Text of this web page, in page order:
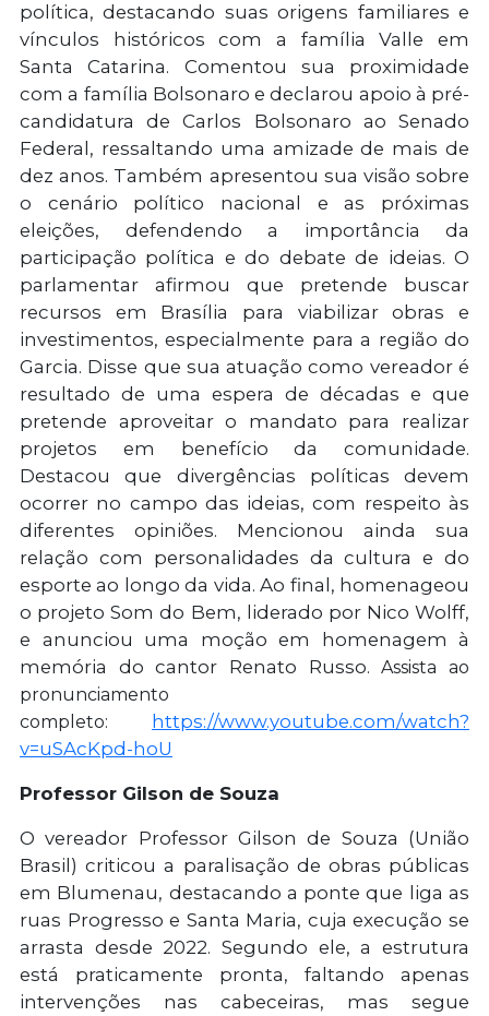
política, destacando suas origens familiares e
vínculos históricos com a família Valle em
Santa Catarina. Comentou sua proximidade
com a família Bolsonaro e declarou apoio à pré-
candidatura de Carlos Bolsonaro ao Senado
Federal, ressaltando uma amizade de mais de
dez anos. Também apresentou sua visão sobre
o cenário político nacional e as próximas
eleições, defendendo a importância da
participação política e do debate de ideias. O
parlamentar afirmou que pretende buscar
recursos em Brasília para viabilizar obras e
investimentos, especialmente para a região do
Garcia. Disse que sua atuação como vereador é
resultado de uma espera de décadas e que
pretende aproveitar o mandato para realizar
projetos em benefício da comunidade.
Destacou que divergências políticas devem
ocorrer no campo das ideias, com respeito às
diferentes opiniões. Mencionou ainda sua
relação com personalidades da cultura e do
esporte ao longo da vida. Ao final, homenageou
o projeto Som do Bem, liderado por Nico Wolff,
e anunciou uma moção em homenagem à
memória do cantor Renato Russo. Assista ao
pronunciamento
completo:
https://www.youtube.com/watch?
v=uSAcKpd-hoU
Professor Gilson de Souza
O vereador Professor Gilson de Souza (União
Brasil) criticou a paralisação de obras públicas
em Blumenau, destacando a ponte que liga as
ruas Progresso e Santa Maria, cuja execução se
arrasta desde 2022. Segundo ele, a estrutura
está praticamente pronta, faltando apenas
intervenções nas cabeceiras, mas segue